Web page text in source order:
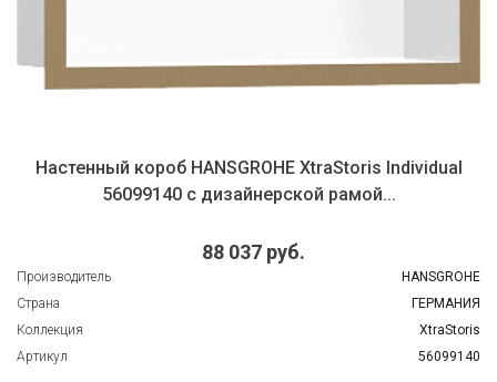
Настенный короб HANSGROHE XtraStoris Individual
56099140 с дизайнерской рамой...
88 037 руб.
Производитель
HANSGROHE
Страна
ГЕРМАНИЯ
Коллекция
XtraStoris
Артикул
56099140